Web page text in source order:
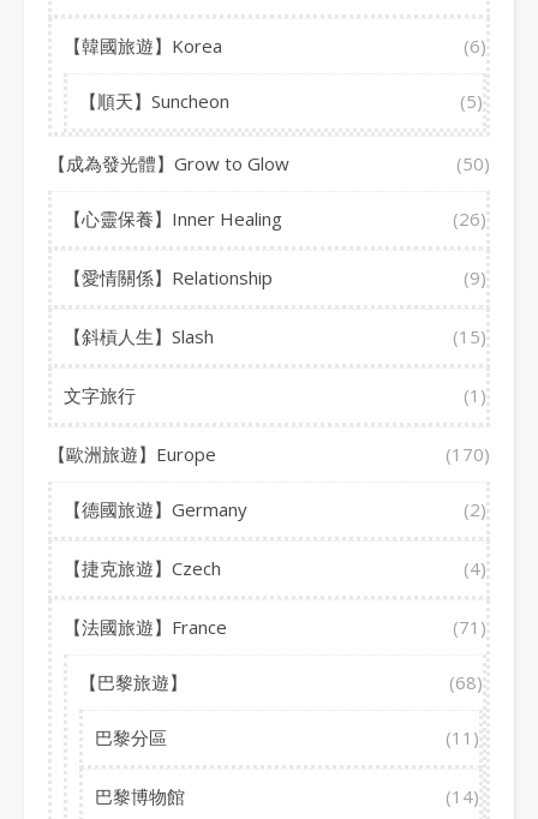
【韓國旅遊】Korea (6)
【順天】Suncheon (5)
【成為發光體】Grow to Glow (50)
【心靈保養】Inner Healing (26)
【愛情關係】Relationship (9)
【斜槓人生】Slash (15)
文字旅行 (1)
【歐洲旅遊】Europe (170)
【德國旅遊】Germany (2)
【捷克旅遊】Czech (4)
【法國旅遊】France (71)
【巴黎旅遊】 (68)
巴黎分區 (11)
巴黎博物館 (14)